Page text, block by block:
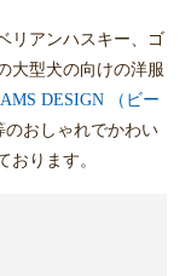
リアンハスキー、ゴ
大型犬の向けの洋服
DESIGN （ビー
のおしゃれでかわい
ります。